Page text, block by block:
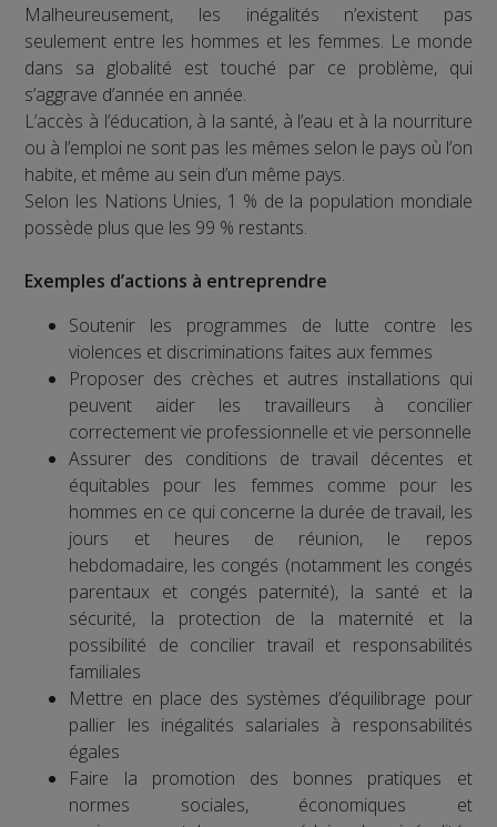
Malheureusement, les inégalités n’existent pas
seulement entre les hommes et les femmes. Le monde
dans sa globalité est touché par ce problème, qui
s’aggrave d’année en année.
L’accès à l’éducation, à la santé, à l’eau et à la nourriture
ou à l’emploi ne sont pas les mêmes selon le pays où l’on
habite, et même au sein d’un même pays.
Selon les Nations Unies, 1 % de la population mondiale
possède plus que les 99 % restants.
Exemples d’actions à entreprendre
Soutenir les programmes de lutte contre les
violences et discriminations faites aux femmes
Proposer des crèches et autres installations qui
peuvent aider les travailleurs à concilier
correctement vie professionnelle et vie personnelle
Assurer des conditions de travail décentes et
équitables pour les femmes comme pour les
hommes en ce qui concerne la durée de travail, les
jours et heures de réunion, le repos
hebdomadaire, les congés (notamment les congés
parentaux et congés paternité), la santé et la
sécurité, la protection de la maternité et la
possibilité de concilier travail et responsabilités
familiales
Mettre en place des systèmes d’équilibrage pour
pallier les inégalités salariales à responsabilités
égales
Faire la promotion des bonnes pratiques et
normes sociales, économiques et